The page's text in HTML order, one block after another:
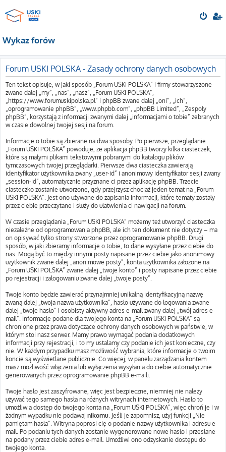
Wykaz forów
Forum USKI POLSKA - Zasady ochrony danych osobowych
Ten tekst opisuje, w jaki sposób „Forum USKI POLSKA” i firmy stowarzyszone
zwane dalej „my”, „nas”, „nasz”, „Forum USKI POLSKA”,
„https://www.forumuskipolska.pl” i phpBB zwane dalej „oni”, „ich”,
„oprogramowanie phpBB”, „www.phpbb.com”, „phpBB Limited”, „Zespoły
phpBB”, korzystają z informacji zwanymi dalej „informacjami o tobie” zebranych
w czasie dowolnej twojej sesji na forum.
Informacje o tobie są zbierane na dwa sposoby. Po pierwsze, przeglądanie
„Forum USKI POLSKA” powoduje, że aplikacja phpBB tworzy kilka ciasteczek,
które są małymi plikami tekstowymi pobranymi do katalogu plików
tymczasowych twojej przeglądarki. Pierwsze dwa ciasteczka zawierają
identyfikator użytkownika zwany „user-id” i anonimowy identyfikator sesji zwany
„session-id”, automatycznie przyznane ci przez aplikację phpBB. Trzecie
ciasteczko zostanie utworzone, gdy przejrzysz chociaż jeden temat na „Forum
USKI POLSKA”. Jest ono używane do zapisania informacji, które tematy zostały
przez ciebie przeczytane i służy do ułatwienia ci nawigacji na forum.
W czasie przeglądania „Forum USKI POLSKA” możemy też utworzyć ciasteczka
niezależne od oprogramowania phpBB, ale ich ten dokument nie dotyczy – ma
on opisywać tylko strony stworzone przez oprogramowanie phpBB. Drugi
sposób, w jaki zbieramy informacje o tobie, to dane wysyłane przez ciebie do
nas. Mogą być to między innymi posty napisane przez ciebie jako anonimowy
użytkownik zwane dalej „anonimowe posty”, konta użytkownika założone na
„Forum USKI POLSKA” zwane dalej „twoje konto” i posty napisane przez ciebie
po rejestracji i zalogowaniu zwane dalej „twoje posty”.
Twoje konto będzie zawierać przynajmniej unikalną identyfikacyjną nazwę
zwaną dalej „twoja nazwa użytkownika”, hasło używane do logowania zwane
dalej „twoje hasło” i osobisty aktywny adres e-mail zwany dalej „twój adres e-
mail”. Informacje podane dla twojego konta na „Forum USKI POLSKA” są
chronione przez prawa dotyczące ochrony danych osobowych w państwie, w
którym stoi nasz serwer. Mamy prawo wymagać podania dodatkowych
informacji przy rejestracji, i to my ustalamy czy podanie ich jest konieczne, czy
nie. W każdym przypadku masz możliwość wybrania, które informacje o twoim
koncie są wyświetlane publicznie. Co więcej, w panelu zarządzania kontem
masz możliwość włączenia lub wyłączenia wysyłania do ciebie automatycznie
generowanych przez oprogramowanie phpBB e-maili.
Twoje hasło jest zaszyfrowane, więc jest bezpieczne, niemniej nie należy
używać tego samego hasła na różnych witrynach internetowych. Hasło to
umożliwia dostęp do twojego konta na „Forum USKI POLSKA”, więc chroń je i w
żadnym wypadku nie podawaj nikomu. Jeśli je zapomnisz, użyj funkcji „Nie
pamiętam hasła”. Witryna poprosi cię o podanie nazwy użytkownika i adresu e-
mail. Po podaniu tych danych zostanie wygenerowane nowe hasło i przesłane
na podany przez ciebie adres e-mail. Umożliwi ono odzyskanie dostępu do
twojego konta.